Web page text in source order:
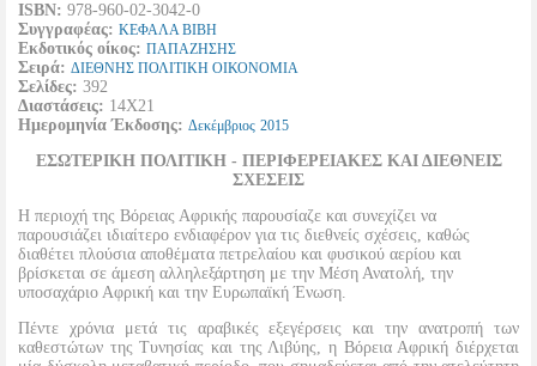
ISBN: 978-960-02-3042-0
Συγγραφέας: ΚΕΦΑΛΑ ΒΙΒΗ
Εκδοτικός οίκος: ΠΑΠΑΖΗΣΗΣ
Σειρά: ΔΙΕΘΝΗΣ ΠΟΛΙΤΙΚΗ ΟΙΚΟΝΟΜΙΑ
Σελίδες: 392
Διαστάσεις: 14Χ21
Ημερομηνία Έκδοσης: Δεκέμβριος 2015
ΕΣΩΤΕΡΙΚΗ ΠΟΛΙΤΙΚΗ - ΠΕΡΙΦΕΡΕΙΑΚΕΣ ΚΑΙ ΔΙΕΘΝΕΙΣ
ΣΧΕΣΕΙΣ
Η περιοχή της Βόρειας Αφρικής παρουσίαζε και συνεχίζει να
παρουσιάζει ιδιαίτερο ενδιαφέρον για τις διεθνείς σχέσεις, καθώς
διαθέτει πλούσια αποθέματα πετρελαίου και φυσικού αερίου και
βρίσκεται σε άμεση αλληλεξάρτηση με την Μέση Ανατολή, την
υποσαχάριο Αφρική και την Ευρωπαϊκή Ένωση.
Πέντε χρόνια μετά τις αραβικές εξεγέρσεις και την ανατροπή των
καθεστώτων της Τυνησίας και της Λιβύης, η Βόρεια Αφρική διέρχεται